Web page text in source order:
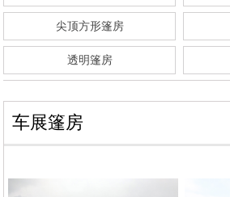
尖顶方形篷房
透明篷房
车展篷房